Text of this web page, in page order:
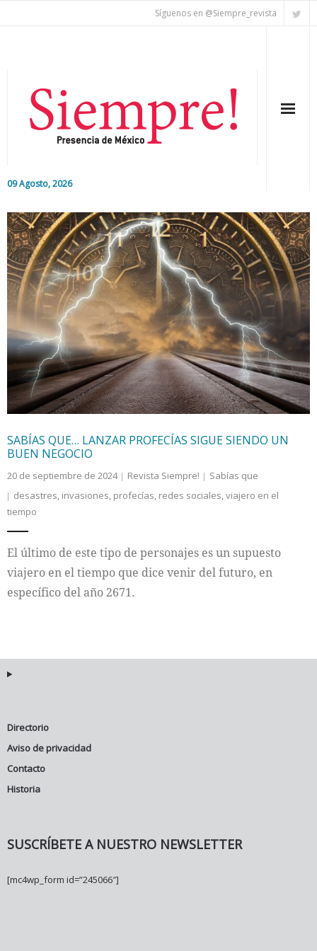
Síguenos en @Siempre_revista
09 Agosto, 2026
Editorial
Nacional
Colaboradores
Internacional
Cultura
SABÍAS QUE… LANZAR PROFECÍAS SIGUE SIENDO UN
BUEN NEGOCIO
20 de septiembre de 2024 Revista Siempre!
Sabías que
desastres, invasiones, profecías, redes sociales,viajero en el
tiempo
El último de este tipo de personajes es un supuesto
viajero en el tiempo que dice venir del futuro, en
específico del año 2671.
Directorio
Aviso de privacidad
Contacto
Historia
SUSCRÍBETE A NUESTRO NEWSLETTER
[mc4wp_form id=”245066″]